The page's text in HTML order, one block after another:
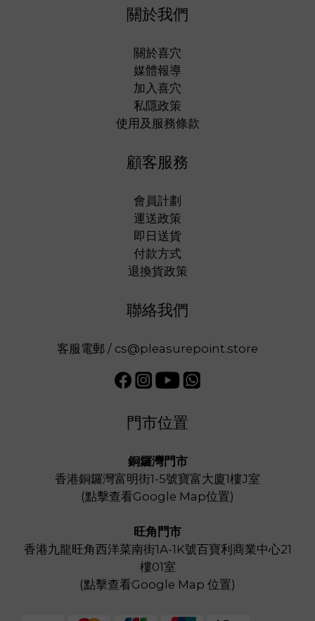
關於我們
關於喜穴
媒體報導
加入喜穴
私隱政策
使用及服務條款
顧客服務
會員計劃
運送政策
即日送貨
付款方式
退換貨政策
聯絡我們
客服電郵 / cs@pleasurepoint.store
門市位置
銅鑼灣門市
香港銅鑼灣富明街1-5號寶富大廈1樓J室
(點擊查看Google Map位置)
旺角門市
香港九龍旺角西洋菜南街1A-1K號百寶利商業中心21
樓01室
(點擊查看Google Map 位置)